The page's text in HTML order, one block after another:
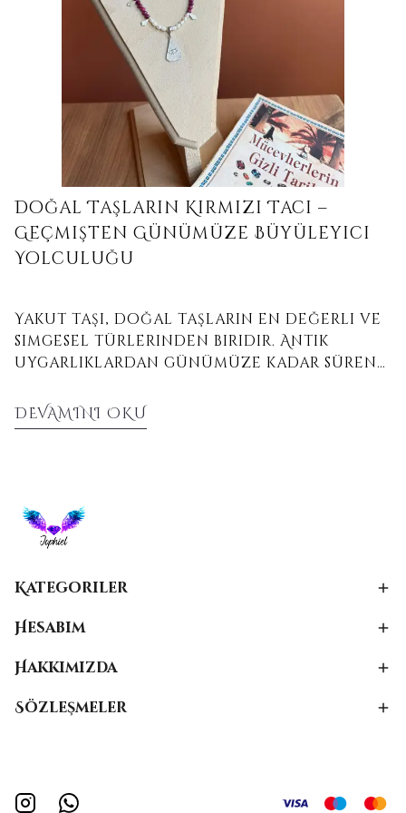
Doğal Taşların Kırmızı Tacı –
Geçmişten Günümüze Büyüleyici
Yolculuğu
Yakut taşı, doğal taşların en değerli ve
simgesel türlerinden biridir. Antik
uygarlıklardan günümüze kadar süren
tarihini keşfedin.
DEVAMINI OKU
Kategoriler
Hesabım
Hakkımızda
Sözleşmeler